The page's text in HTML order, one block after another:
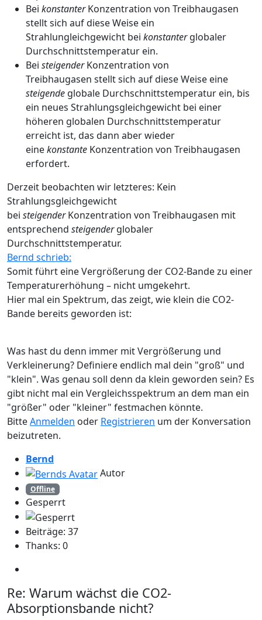
Bei konstanterKonzentration von Treibhaugasen
stellt sich auf diese Weise ein
Strahlungleichgewicht bei konstanterglobaler
Durchschnittstemperatur ein.
Bei steigenderKonzentration von
Treibhaugasen stellt sich auf diese Weise eine
steigende globale Durchschnittstemperatur ein, bis
ein neues Strahlungsgleichgewicht bei einer
höheren globalen Durchschnittstemperatur
erreicht ist, das dann aber wieder
einekonstante Konzentration von Treibhaugasen
erfordert.
Derzeit beobachten wir letzteres: Kein
Strahlungsgleichgewicht
bei steigenderKonzentration von Treibhaugasen mit
entsprechend steigenderglobaler
Durchschnittstemperatur.
Bernd schrieb:
Somit führt eine Vergrößerung der CO2-Bande zu einer
Temperaturerhöhung – nicht umgekehrt.
Hier mal ein Spektrum, das zeigt, wie klein die CO2-
Bande bereits geworden ist:
Was hast du denn immer mit Vergrößerung und
Verkleinerung? Definiere endlich mal dein "groß" und
"klein". Was genau soll denn da klein geworden sein? Es
gibt nicht mal ein Vergleichsspektrum an dem man ein
"größer" oder "kleiner" festmachen könnte.
BitteAnmelden oder Registrieren um der Konversation
beizutreten.
Bernd
Autor
Offline
Gesperrt
Beiträge: 37
Thanks: 0
Re: Warum wächst die CO2-
Absorptionsbande nicht?